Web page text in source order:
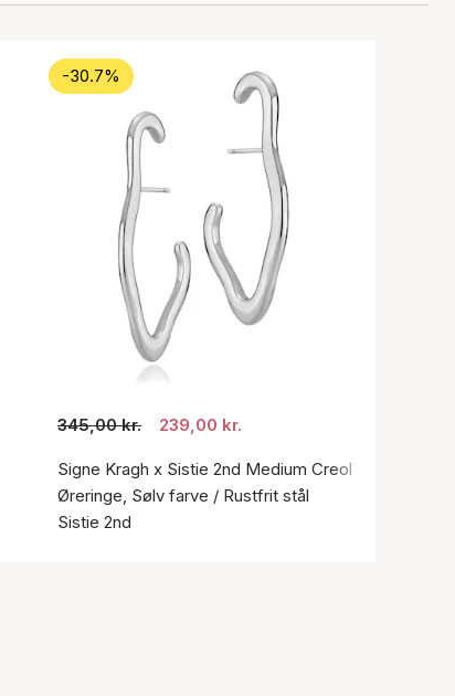
-30.7%
345,00 kr. 239,00 kr.
Signe Kragh x Sistie 2nd Medium Creol
Øreringe, Sølv farve / Rustfrit stål
Sistie 2nd